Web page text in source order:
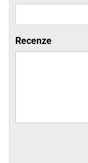
Recenze